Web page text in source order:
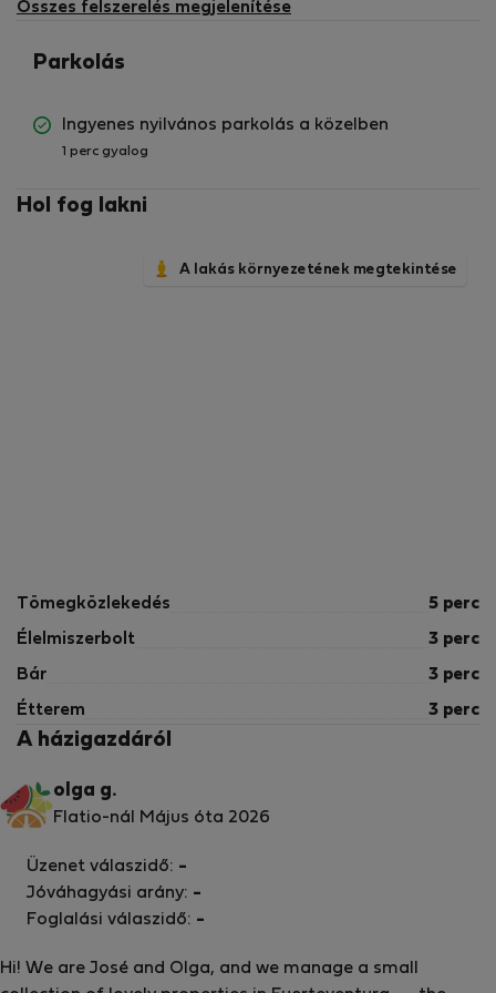
Összes felszerelés megjelenítése
Parkolás
Ingyenes nyilvános parkolás a közelben
1 perc gyalog
Hol fog lakni
A lakás környezetének megtekintése
Tömegközlekedés 5 perc
Élelmiszerbolt 3 perc
Bár 3 perc
Étterem 3 perc
A házigazdáról
olga g.
Flatio-nál Május óta 2026
Hi! We are José and Olga, and we manage a small
Üzenet válaszidő: -
Jóváhagyási arány: -
Foglalási válaszidő: -